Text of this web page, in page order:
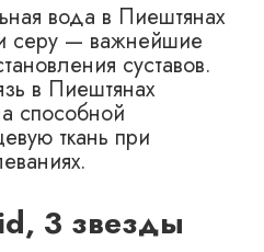
вода в Пиештянах
серу — важнейшие
суставов.
в Пиештянах
способной
ткань при
3 звезды